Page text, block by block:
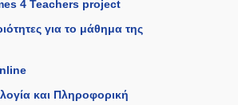
4 Teachers project
για το μάθημα της
και Πληροφορική